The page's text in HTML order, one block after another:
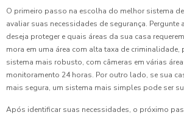
O primeiro passo na escolha do melhor sistema
avaliar suas necessidades de segurança. Pergunte
deseja proteger e quais áreas da sua casa
mora em uma área com alta taxa de criminalidade,
sistema mais robusto, com câmeras em várias
monitoramento 24 horas. Por outro lado, se sua
mais segura, um sistema mais simples pode ser
Após identificar suas necessidades, o próximo